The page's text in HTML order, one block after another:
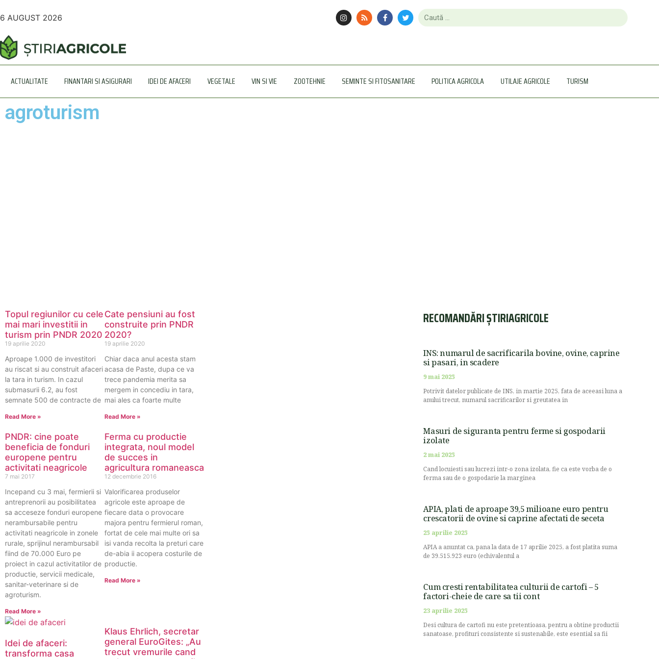
6 AUGUST 2026
ACTUALITATE FINANTARI SI ASIGURARI IDEI DE AFACERI VEGETALE VIN SI VIE ZOOTEHNIE SEMINTE SI FITOSANITARE POLITICA AGRICOLA UTILAJE AGRICOLE TURISM
agroturism
Topul regiunilor cu cele
mai mari investitii in
turism prin PNDR 2020
19 aprilie 2020
Aproape 1.000 de investitori
au riscat si au construit afaceri
la tara in turism. In cazul
submasurii 6.2, au fost
semnate 500 de contracte de
Read More »
Cate pensiuni au fost
construite prin PNDR
2020?
19 aprilie 2020
Chiar daca anul acesta stam
acasa de Paste, dupa ce va
trece pandemia merita sa
mergem in concediu in tara,
mai ales ca foarte multe
Read More »
PNDR: cine poate
beneficia de fonduri
europene pentru
activitati neagricole
7 mai 2017
Incepand cu 3 mai, fermierii si
antreprenorii au posibilitatea
sa acceseze fonduri europene
nerambursabile pentru
activitati neagricole in zonele
rurale, sprijinul nerambursabil
fiind de 70.000 Euro pe
proiect in cazul activitatilor de
productie, servicii medicale,
sanitar-veterinare si de
agroturism.
Read More »
Ferma cu productie
integrata, noul model
de succes in
agricultura romaneasca
12 decembrie 2016
Valorificarea produselor
agricole este aproape de
fiecare data o provocare
majora pentru fermierul roman,
fortat de cele mai multe ori sa
isi vanda recolta la preturi care
de-abia ii acopera costurile de
productie.
Read More »
Idei de afaceri:
transforma casa
Klaus Ehrlich, secretar
general EuroGites: „Au
trecut vremurile cand
RECOMANDĂRI ȘTIRIAGRICOLE
INS: numarul de sacrificarila bovine, ovine, caprine
si pasari, in scadere
9 mai 2025
Potrivit datelor publicate de INS, in martie 2025, fata de aceeasi luna a
anului trecut, numarul sacrificarilor si greutatea in
Masuri de siguranta pentru ferme si gospodarii
izolate
2 mai 2025
Cand locuiesti sau lucrezi intr-o zona izolata, fie ca este vorba de o
ferma sau de o gospodarie la marginea
APIA, plati de aproape 39,5 milioane euro pentru
crescatorii de ovine si caprine afectati de seceta
25 aprilie 2025
APIA a anuntat ca, pana la data de 17 aprilie 2025, a fost platita suma
de 39.515.923 euro (echivalentul a
Cum cresti rentabilitatea culturii de cartofi – 5
factori-cheie de care sa tii cont
23 aprilie 2025
Desi cultura de cartofi nu este pretentioasa, pentru a obtine productii
sanatoase, profituri consistente si sustenabile, este esential sa fii